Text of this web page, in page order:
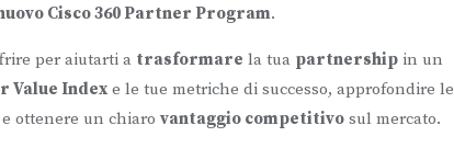
Cisco 360 Partner Program.
per aiutarti a trasformare la tua partnership in un
Value Index e le tue metriche di successo, approfondire le
e ottenere un chiaro vantaggio competitivo sul mercato.